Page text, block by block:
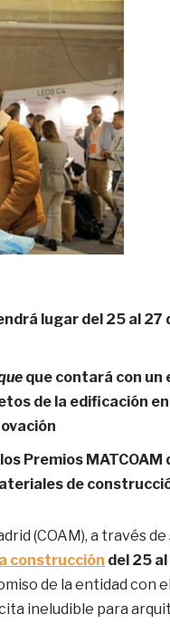
lugar del 25 al 27
que contará con un
de la edificación
Premios MATCOAM
de
(COAM), a través
construcción del 25
de la entidad con
ineludible para